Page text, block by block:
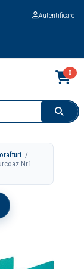
Autentificare
0
/
Nr1